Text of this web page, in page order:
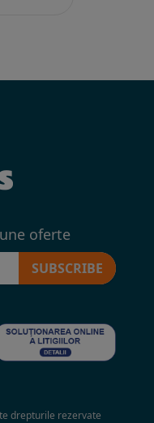
oferte
SUBSCRIBE
drepturile rezervate